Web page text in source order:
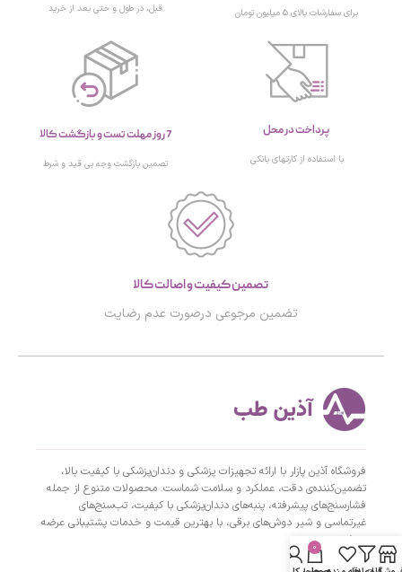
برای سفارشات بالای ۵ میلیون تومان قبل، در طول و حتی بعد از خرید
پرداخت در محل
با استفاده از کارتهای بانکی
7 روز مهلت تست و بازگشت کالا
تصمین بازگشت وجه بی قید و شرط
تصمین کیفیت و اصالت کالا
تضمین مرجوعی درصورت عدم رضایت
فروشگاه آذین پازار با ارائه تجهیزات پزشکی و دندان‌پزشکی با کیفیت بالا،
تضمین‌کننده‌ی دقت، عملکرد و سلامت شماست. محصولات متنوع از جمله
فشارسنج‌های پیشرفته، پنبه‌های دندان‌پزشکی با کیفیت، تب‌سنج‌های
غیرتماسی و شیر دوش‌های برقی، با بهترین قیمت و خدمات پشتیبانی عرضه
می‌شوند.
0